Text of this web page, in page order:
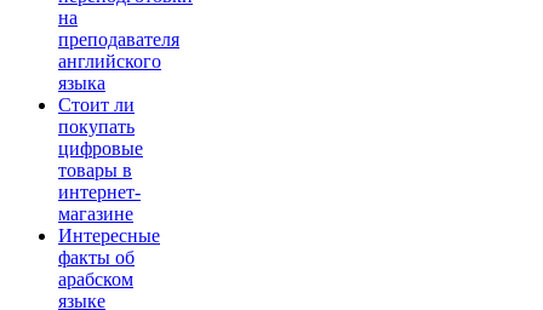
на
преподавателя
английского
языка
Стоит ли
покупать
цифровые
товары в
интернет-
магазине
Интересные
факты об
арабском
языке